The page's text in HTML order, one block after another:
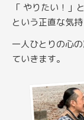
「 やりたい！」
という正直な気
一人ひとりの心
ていきます。